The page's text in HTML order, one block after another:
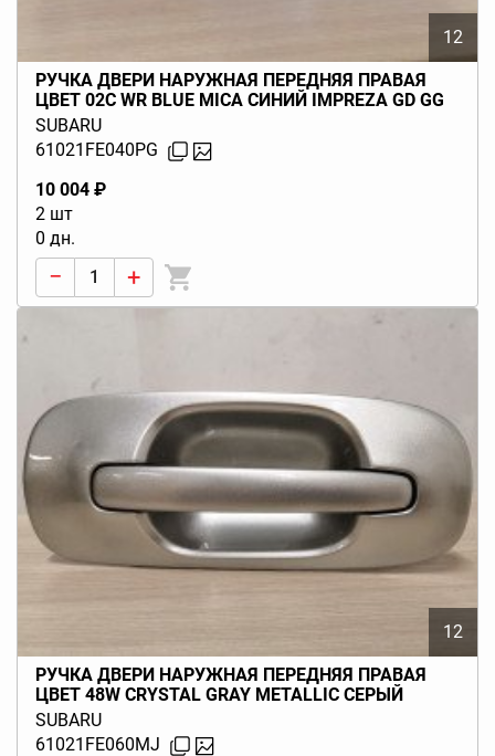
12
РУЧКА ДВЕРИ НАРУЖНАЯ ПЕРЕДНЯЯ ПРАВАЯ
ЦВЕТ 02C WR BLUE MICA СИНИЙ IMPREZA GD GG
(G11) 2002-2007
SUBARU
61021FE040PG
10 004 ₽
2 шт
0 дн.
− +
12
РУЧКА ДВЕРИ НАРУЖНАЯ ПЕРЕДНЯЯ ПРАВАЯ
ЦВЕТ 48W CRYSTAL GRAY METALLIC СЕРЫЙ
IMPREZA GD GG (G11) 2005-2007
SUBARU
61021FE060MJ